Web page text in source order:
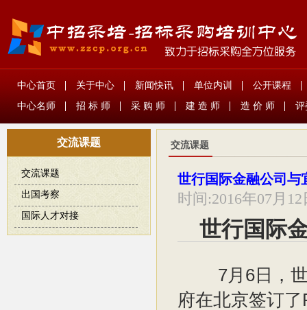
中心首页 关于中心 新闻快讯 单位内训
公开课程
中心名师
招 标 师 采 购 师 建 造 师 造 价 师 评
交流课题
交流课题
出国考察
国际人才对接
交流课题
世行国际金融公司与
时间:2016年07月12
世行国际
7月6日，世
府在北京签订